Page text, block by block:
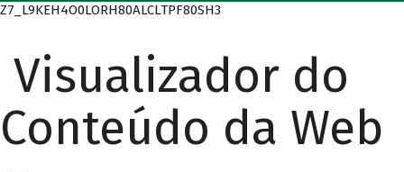
Z7_L9KEH4O0LORH80ALCLTPF80SH3
Visualizador do
Conteúdo da Web